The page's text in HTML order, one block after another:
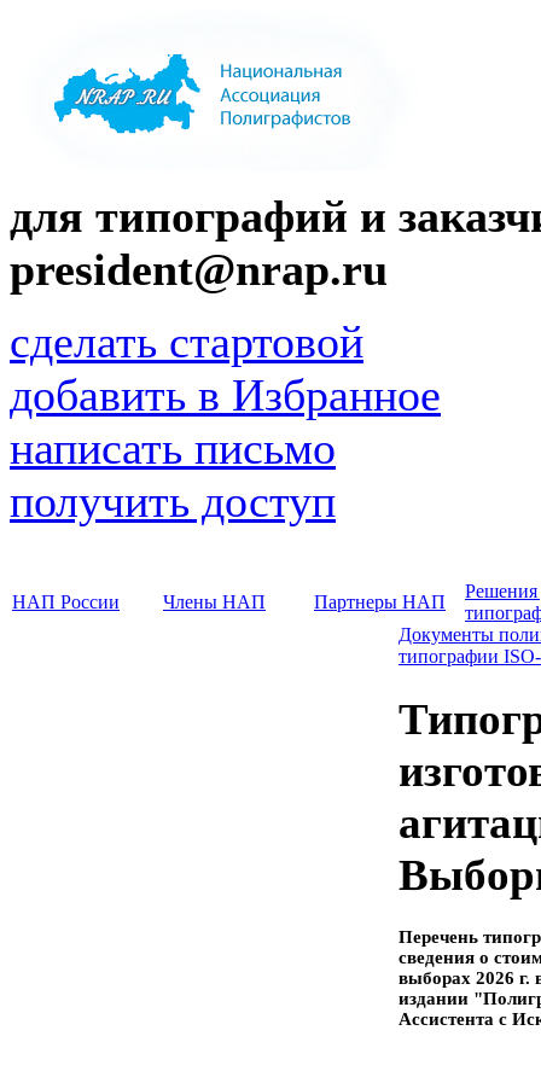
для типографий и
president@nrap.ru
сделать стартовой
добавить в Избранное
написать письмо
получить доступ
НАП России Члены НАП Партнеры НАП
Решения
Документы
типографии
Перечень
сведения о
выборах 2026 г.
издании
Ассистента с